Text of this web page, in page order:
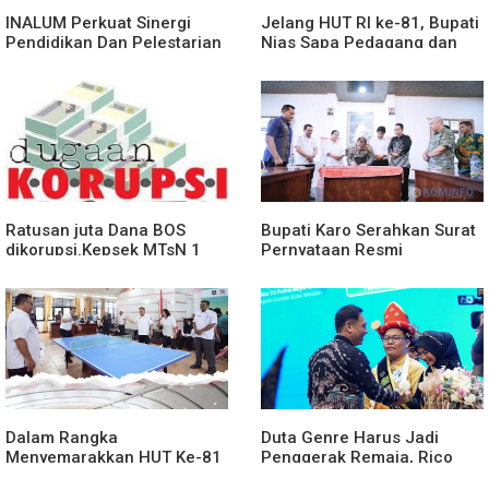
INALUM Perkuat Sinergi
Pendidikan Dan Pelestarian
PemprovSu
Jelang HUT RI ke-81, Bupati
Nias Sapa Pedagang dan
Putih
Ratusan juta Dana BOS
dikorupsi.Kepsek MTsN 1
Bupati Karo Serahkan Surat
Pernyataan Resmi
Kabanjahe
Dalam Rangka
Menyemarakkan HUT Ke-81
Duta Genre Harus Jadi
Penggerak Remaja, Rico